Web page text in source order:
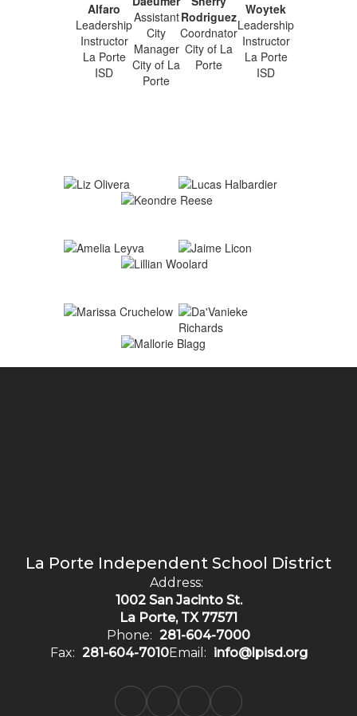
Alfaro
Leadership
Instructor
La Porte
ISD
Assistant
City
Manager
City of La
Porte
Rodriguez
Coordnator
City of La
Porte
Woytek
Leadership
Instructor
La Porte
ISD
La Porte Independent School District
Address:
1002 San Jacinto St.
La Porte, TX 77571
Phone: 281-604-7000
Fax: 281-604-7010Email: info@lpisd.org